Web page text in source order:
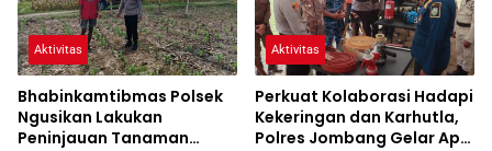
Aktivitas
Bhabinkamtibmas Polsek
Ngusikan Lakukan
Peninjauan Tanaman
Aktivitas
Perkuat Kolaborasi Hadapi
Kekeringan dan Karhutla,
Polres Jombang Gelar Apel